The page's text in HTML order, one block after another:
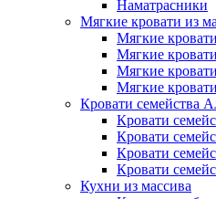
Наматрасники
Мягкие кровати из
Мягкие
Мягкие
Мягкие
Мягкие
Кровати семейства
Кровати
Кровати
Кровати
Кровати
Кухни из массива